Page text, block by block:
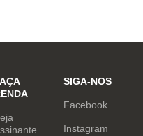
SIGA-NOS
Facebook
Instagram